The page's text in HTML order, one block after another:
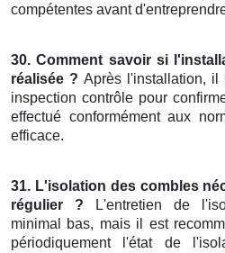
compétentes avant
30. Comment savoir si
réalisée ? Après l'installation,
inspection contrôle pour
effectué conformément aux
efficace.
31. L'isolation des combles
régulier ? L'entretien de
minimal bas, mais il est
périodiquement l'état de